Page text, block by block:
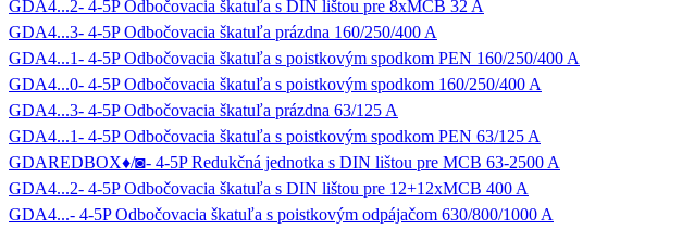
GDA4...2- 4-5P Odbočovacia škatuľa s DIN lištou pre 8xMCB 32 A
GDA4...3- 4-5P Odbočovacia škatuľa prázdna 160/250/400 A
GDA4...1- 4-5P Odbočovacia škatuľa s poistkovým spodkom PEN 160/250/400 A
GDA4...0- 4-5P Odbočovacia škatuľa s poistkovým spodkom 160/250/400 A
GDA4...3- 4-5P Odbočovacia škatuľa prázdna 63/125 A
GDA4...1- 4-5P Odbočovacia škatuľa s poistkovým spodkom PEN 63/125 A
GDAREDBOX♦/◙- 4-5P Redukčná jednotka s DIN lištou pre MCB 63-2500 A
GDA4...2- 4-5P Odbočovacia škatuľa s DIN lištou pre 12+12xMCB 400 A
GDA4...- 4-5P Odbočovacia škatuľa s poistkovým odpájačom 630/800/1000 A